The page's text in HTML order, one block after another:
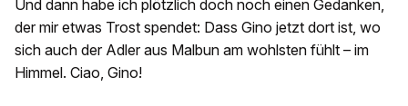
Und dann habe ich plötzlich doch noch einen Gedanken,
der mir etwas Trost spendet: Dass Gino jetzt dort ist, wo
sich auch der Adler aus Malbun am wohlsten fühlt – im
Himmel. Ciao, Gino!